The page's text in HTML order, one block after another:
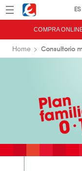
Menú Eroski
COMPRA
Home Consultorio